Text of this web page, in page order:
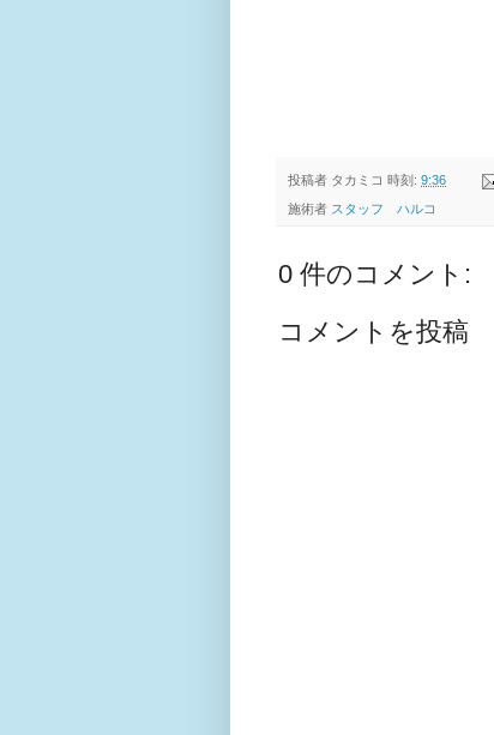
投稿者 タカミコ 時刻: 9:36
施術者 スタッフ ハルコ
0 件のコメント:
コメントを投稿